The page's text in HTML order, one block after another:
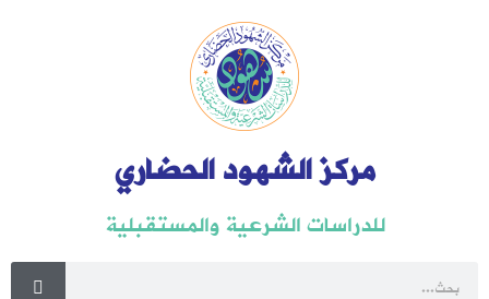
مركز الشهود الحضاري
للدراسات الشرعية والمستقبلية